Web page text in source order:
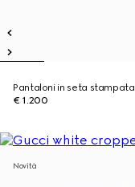
Pantaloni in seta stampata
€ 1.200
Novità